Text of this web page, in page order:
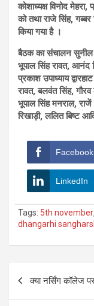
कोशाध्यक्ष विनोद
को तथा राजे सिंह,
किया गया है ।
बैठक का संचालन सुनील
भूपाल सिंह रावत, आनंद
प्रकाश उपाध्याय
रावत, बलवंत सिंह, गौरव
भूपाल सिंह मनराल,
रिखाड़ी, ललित बिष्ट
Facebook
LinkedIn
Tags: 5th november,
dhangarhi
क्या नर्सिंग कॉलेज